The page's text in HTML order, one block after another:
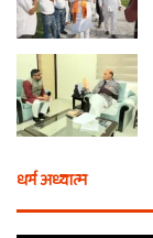
धर्म अध्यात्म